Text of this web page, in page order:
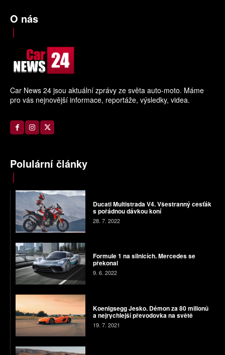
O nás
Car News 24 jsou aktuální zprávy ze světa auto-moto. Máme
pro vás nejnovější informace, reportáže, výsledky, videa.
Polulární články
Ducati Multistrada V4. Všestranný cesťák
s pořádnou dávkou koní
28. 7. 2022
Formule 1 na silnicích. Mercedes se
překonal
9. 6. 2022
Koenigsegg Jesko. Démon za 80 milionů
a nejrychlejší převodovka na světě
19. 7. 2021